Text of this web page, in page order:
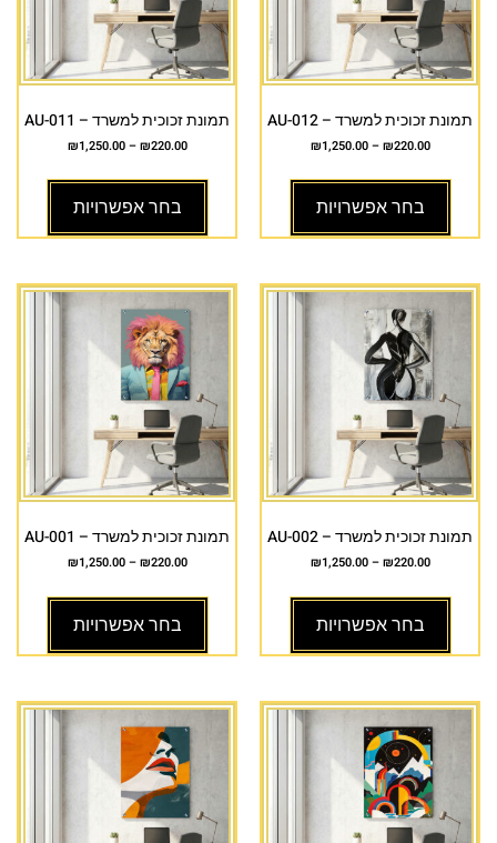
תמונת זכוכית למשרד – AU-012
₪220.00
–
₪1,250.00
בחר אפשרויות
תמונת זכוכית למשרד – AU-011
₪220.00
–
₪1,250.00
בחר אפשרויות
תמונת זכוכית למשרד – AU-002
₪220.00
–
₪1,250.00
בחר אפשרויות
תמונת זכוכית למשרד – AU-001
₪220.00
–
₪1,250.00
בחר אפשרויות